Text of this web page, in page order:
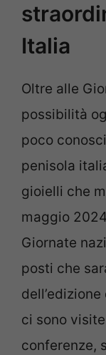
Italia
Oltre alle
possibilità
poco
penisola
gioielli che
maggio
Giornate
posti che
ci sono
conferenze,